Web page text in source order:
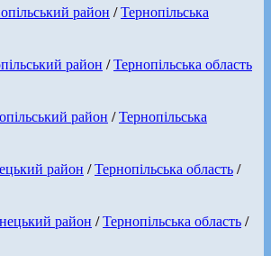
район /Тернопільська
район /Тернопільська область
район /Тернопільська
район /Тернопільська область/
район /Тернопільська область/